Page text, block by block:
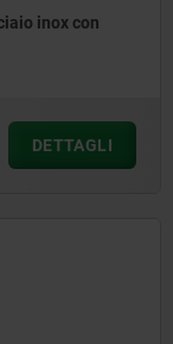
inox con
DETTAGLI